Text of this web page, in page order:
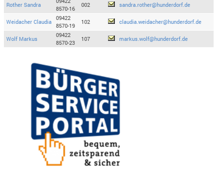
Rother Sandra
8570-16
002 sandra.rother@hunderdorf.de
Weidacher Claudia
09422
8570-19
102 claudia.weidacher@hunderdorf.de
Wolf Markus
09422
8570-23
107 markus.wolf@hunderdorf.de